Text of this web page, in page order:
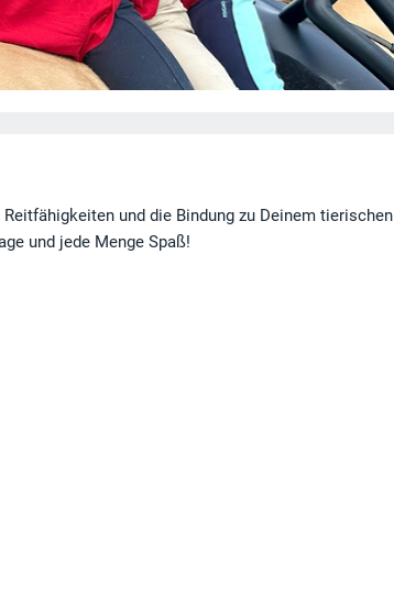
und die Bindung zu Deinem tierischen
und jede Menge Spaß!